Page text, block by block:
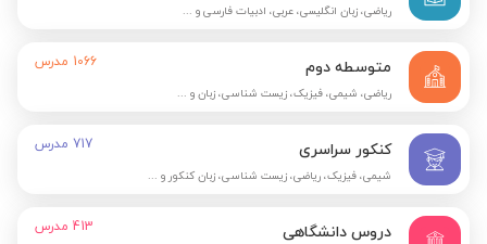
ریاضی، زبان انگلیسی، عربی، ادبیات فارسی و ...
متوسطه دوم
ریاضی، شیمی، فیزیک، زیست شناسی، زبان و ...
1066 مدرس
کنکور سراسری
شیمی، فیزیک، ریاضی، زیست شناسی، زبان کنکور و ...
717 مدرس
دروس دانشگاهی 413 مدرس